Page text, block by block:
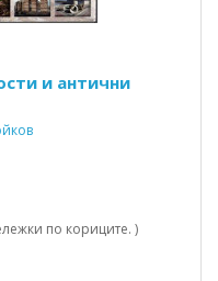
и антични
по кориците. )